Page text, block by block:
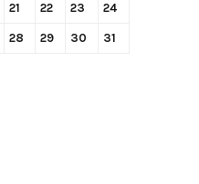
21 22 23 24
28 29 30 31